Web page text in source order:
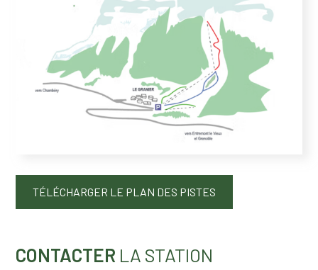
TÉLÉCHARGER LE PLAN DES PISTES
CONTACTER LA STATION